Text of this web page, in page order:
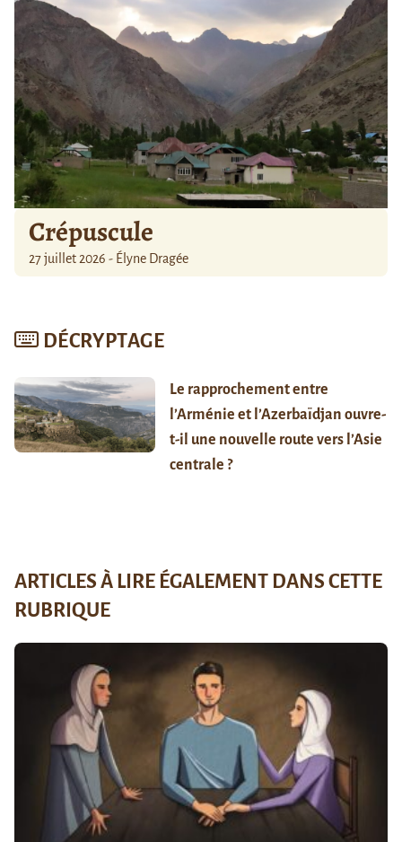
Crépuscule
27 juillet 2026 - Élyne Dragée
DÉCRYPTAGE
Le rapprochement entre
l’Arménie et l’Azerbaïdjan ouvre-
t-il une nouvelle route vers l’Asie
centrale ?
ARTICLES À LIRE ÉGALEMENT DANS CETTE
RUBRIQUE